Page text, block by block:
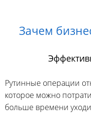
Зачем
Рутинные операции
которое можно
больше времени